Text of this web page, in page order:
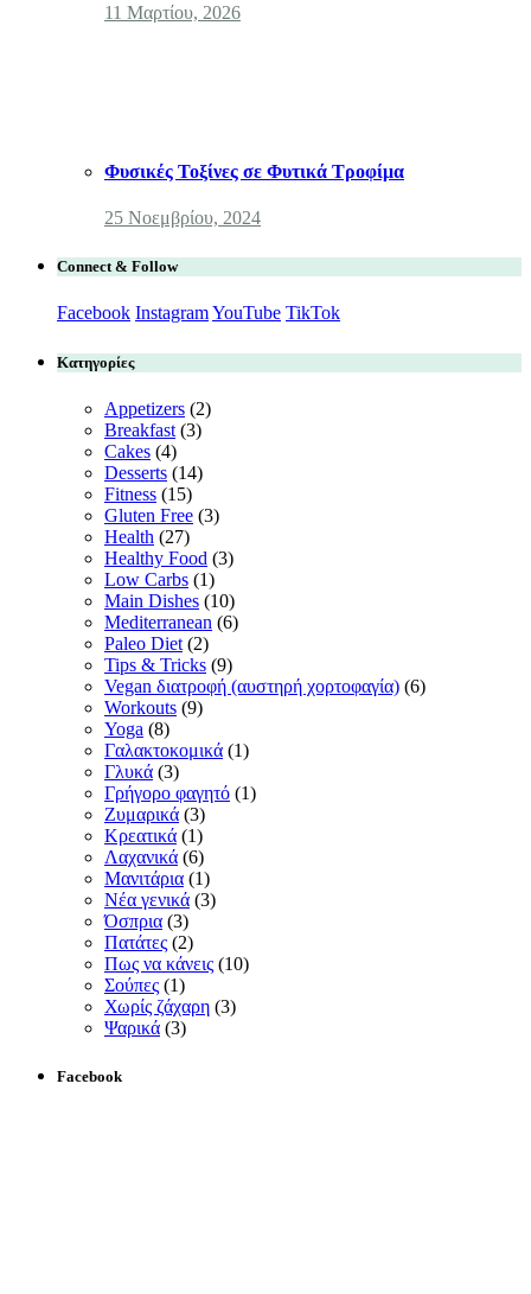
11 Μαρτίου, 2026
Φυσικές Τοξίνες σε Φυτικά Τροφίμα
25 Νοεμβρίου, 2024
Connect & Follow
Facebook InstagramYouTube TikTok
Κατηγορίες
Appetizers (2)
Breakfast (3)
Cakes (4)
Desserts (14)
Fitness (15)
Gluten Free (3)
Health (27)
Healthy Food (3)
Low Carbs (1)
Main Dishes (10)
Mediterranean (6)
Paleo Diet (2)
Tips & Tricks (9)
Vegan διατροφή (αυστηρή χορτοφαγία) (6)
Workouts (9)
Yoga (8)
Γαλακτοκομικά (1)
Γλυκά (3)
Γρήγορο φαγητό (1)
Ζυμαρικά (3)
Κρεατικά (1)
Λαχανικά (6)
Μανιτάρια (1)
Νέα γενικά (3)
Όσπρια (3)
Πατάτες (2)
Πως να κάνεις (10)
Σούπες (1)
Χωρίς ζάχαρη (3)
Ψαρικά (3)
Facebook